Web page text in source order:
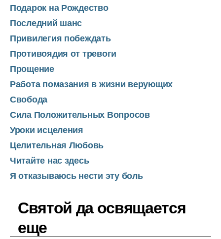
Подарок на Рождество
Последний шанс
Привилегия побеждать
Противоядия от тревоги
Прощение
Работа помазания в жизни верующих
Свобода
Сила Положительных Вопросов
Уроки исцеления
Целительная Любовь
Читайте нас здесь
Я отказываюсь нести эту боль
Святой да освящается
еще